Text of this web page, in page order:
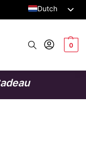
Dutch
German
0